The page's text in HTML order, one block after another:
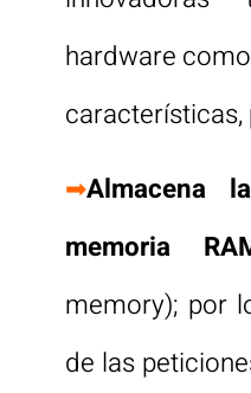
hardware
➡Almacena
memoria
memory); por
de las